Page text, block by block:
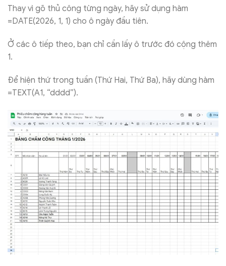
Thay vì gõ thủ công từng ngày, hãy sử dụng hàm
=DATE(2026, 1, 1) cho ô ngày đầu tiên.
Ở các ô tiếp theo, bạn chỉ cần lấy ô trước đó cộng thêm
1.
Để hiện thứ trong tuần (Thứ Hai, Thứ Ba), hãy dùng hàm
=TEXT(A1, “dddd”).